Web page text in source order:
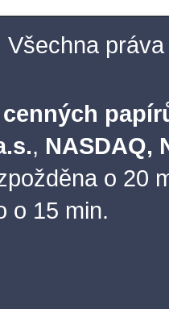
práva
, NASDAQ,
o 20
o 15 min.